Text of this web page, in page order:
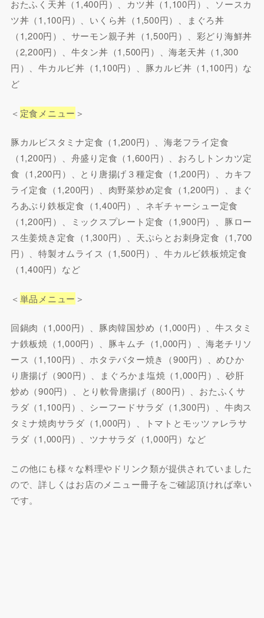
おたふく天丼（1,400円）、カツ丼（1,100円）、ソースカ
ツ丼（1,100円）、いくら丼（1,500円）、まぐろ丼
（1,200円）、サーモン親子丼（1,500円）、彩どり海鮮丼
（2,200円）、牛タン丼（1,500円）、海老天丼（1,300
円）、牛カルビ丼（1,100円）、豚カルビ丼（1,100円）な
ど
＜ 定食メニュー ＞
豚カルビスタミナ定食（1,200円）、海老フライ定食
（1,200円）、舟盛り定食（1,600円）、おろしトンカツ定
食（1,200円）、とり唐揚げ３種定食（1,200円）、カキフ
ライ定食（1,200円）、肉野菜炒め定食（1,200円）、まぐ
ろあぶり鉄板定食（1,400円）、ネギチャーシュー定食
（1,200円）、ミックスプレート定食（1,900円）、豚ロー
ス生姜焼き定食（1,300円）、天ぷらとお刺身定食（1,700
円）、特製オムライス（1,500円）、牛カルビ鉄板焼定食
（1,400円）など
＜ 単品メニュー ＞
回鍋肉（1,000円）、豚肉韓国炒め（1,000円）、牛スタミ
ナ鉄板焼（1,000円）、豚キムチ（1,000円）、海老チリソ
ース（1,100円）、ホタテバター焼き（900円）、めひか
り唐揚げ（900円）、まぐろかま塩焼（1,000円）、砂肝
炒め（900円）、とり軟骨唐揚げ（800円）、おたふくサ
ラダ（1,100円）、シーフードサラダ（1,300円）、牛肉ス
タミナ焼肉サラダ（1,000円）、トマトとモッツァレラサ
ラダ（1,000円）、ツナサラダ（1,000円）など
この他にも様々な料理やドリンク類が提供されていました
ので、詳しくはお店のメニュー冊子をご確認頂ければ幸い
です。